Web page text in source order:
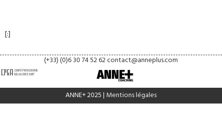
[:]
(+33) (0)6 30 74 52 62contact@anneplus.com
ANNE+ 2025 | Mentions légales